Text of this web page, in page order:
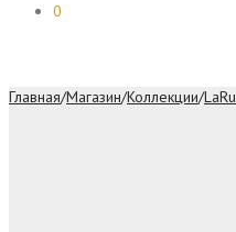
0
Главная/Магазин/Коллекции/